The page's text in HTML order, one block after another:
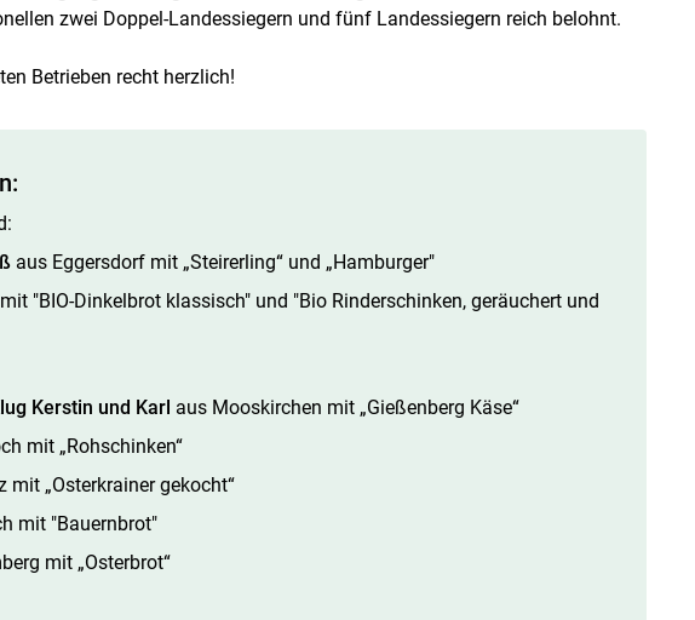
zwei Doppel-Landessiegern und fünf Landessiegern reich belohnt.
Betrieben recht herzlich!
aus Eggersdorf mit „Steirerling“ und „Hamburger"
"BIO-Dinkelbrot klassisch" und "Bio Rinderschinken, geräuchert und
Kerstin und Karl aus Mooskirchen mit „Gießenberg Käse“
mit „Rohschinken“
mit „Osterkrainer gekocht“
mit "Bauernbrot"
mit „Osterbrot“